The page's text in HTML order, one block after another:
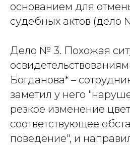
основанием для
судебных актов (дело
Дело № 3. Похожая
Богданова* –
заметил у него
резкое изменение
соответствующее
поведение", и